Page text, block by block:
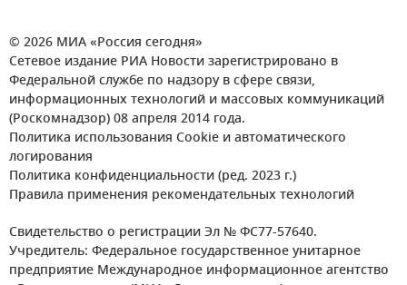
© 2026 МИА «Россия сегодня»
Сетевое издание РИА Новости зарегистрировано в
Федеральной службе по надзору в сфере связи,
информационных технологий и массовых коммуникаций
(Роскомнадзор) 08 апреля 2014 года.
Политика использования Cookie и автоматического
логирования
Политика конфиденциальности (ред. 2023 г.)
Правила применения рекомендательных технологий
Свидетельство о регистрации Эл № ФС77-57640.
Учредитель: Федеральное государственное унитарное
предприятие Международное информационное агентство